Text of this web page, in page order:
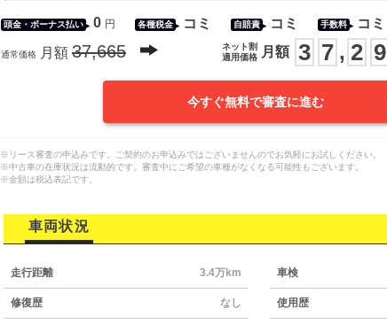
頭金・ボーナス払い 0 円 各種税金 コミ 自賠責 コミ 手数料 コミ
通常価格 月額 37,665
ネット割
適用価格
月額 3 7 , 2 9
今すぐ無料で審査に進む
※リース審査の申込みです。ご契約のお申込みではございませんのでお気軽にお試しください。
※中古車の在庫状況は流動的です。審査中にご希望の車種がなくなる可能性もございます。
※金額は税込表記です。
車両状況
走行距離 3.4万km 車検
修復歴 なし 使用歴